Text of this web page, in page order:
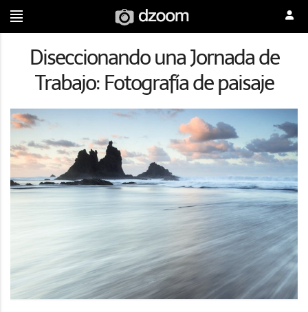
Diseccionando una Jornada de
Trabajo: Fotografía de paisaje